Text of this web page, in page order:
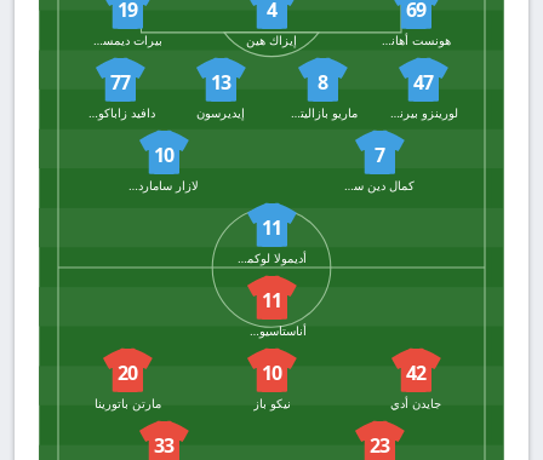
69
هونست أهانور
4
إيزاك هين
19
بيرات ديمسيتي
47
لورينزو بيرناسكوني
8
ماريو بازاليتش
13
إيديرسون
77
دافيد زاباكوستا
7
كمال دين سوليمانا
10
لازار ساماردزيتش
11
أديمولا لوكمان
11
أناستاسيوس دوفيكاس
42
جايدن أدي
10
نيكو باز
20
مارتن باتورينا
23
33